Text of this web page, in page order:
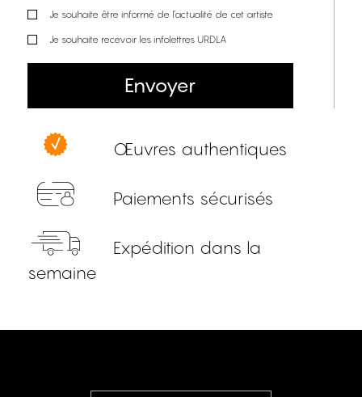
Je souhaite être informé de l’actualité de cet artiste
Je souhaite recevoir les infolettres URDLA
Envoyer
Œuvres authentiques
Paiements sécurisés
Expédition dans la
semaine